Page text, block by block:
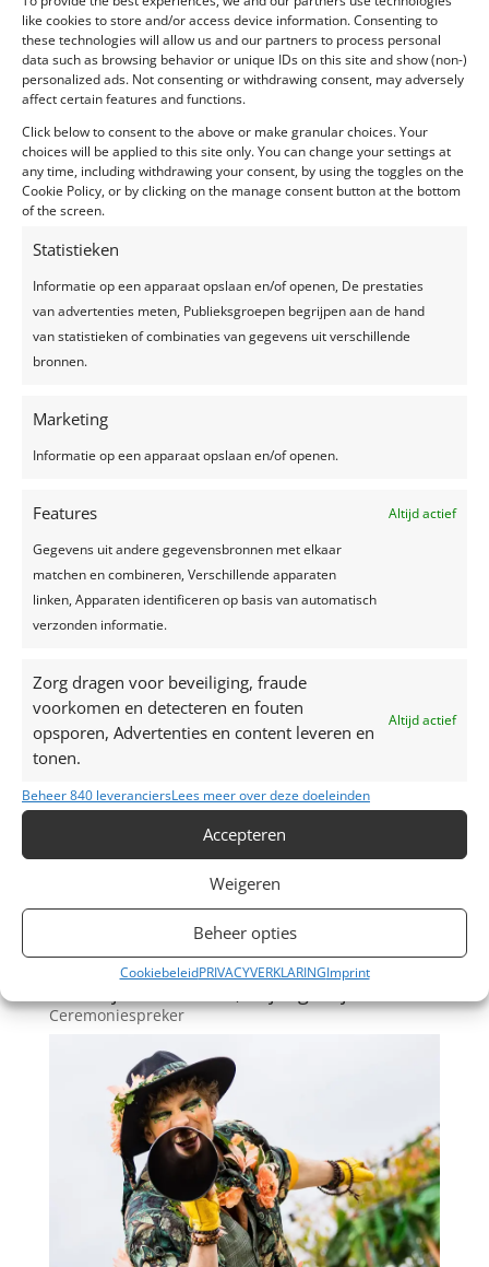
like cookies to store and/or access device information. Consenting to
these technologies will allow us and our partners to process personal
data such as browsing behavior or unique IDs on this site and show (non-)
personalized ads. Not consenting or withdrawing consent, may adversely
affect certain features and functions.
Click below to consent to the above or make granular choices. Your
choices will be applied to this site only. You can change your settings at
any time, including withdrawing your consent, by using the toggles on the
Cookie Policy, or by clicking on the manage consent button at the bottom
of the screen.
Statistieken
Informatie op een apparaat opslaan en/of openen, De prestaties
van advertenties meten, Publieksgroepen begrijpen aan de hand
van statistieken of combinaties van gegevens uit verschillende
bronnen.
Marketing
Informatie op een apparaat opslaan en/of openen.
Features
Altijd actief
Gegevens uit andere gegevensbronnen met elkaar
matchen en combineren, Verschillende apparaten
linken, Apparaten identificeren op basis van automatisch
verzonden informatie.
Zorg dragen voor beveiliging, fraude
voorkomen en detecteren en fouten
opsporen, Advertenties en content leveren en
tonen.
Altijd actief
Beheer 840 leveranciersLees meer over deze doeleinden
Accepteren
Weigeren
Beheer opties
CookiebeleidPRIVACYVERKLARINGImprint
Ceremoniespreker
Huwelijk Sonny & Daniel, vrijdag 26 juni
2026
Wedding
Ceremoniespreker